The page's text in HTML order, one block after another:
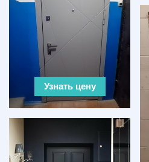
Узнать цену